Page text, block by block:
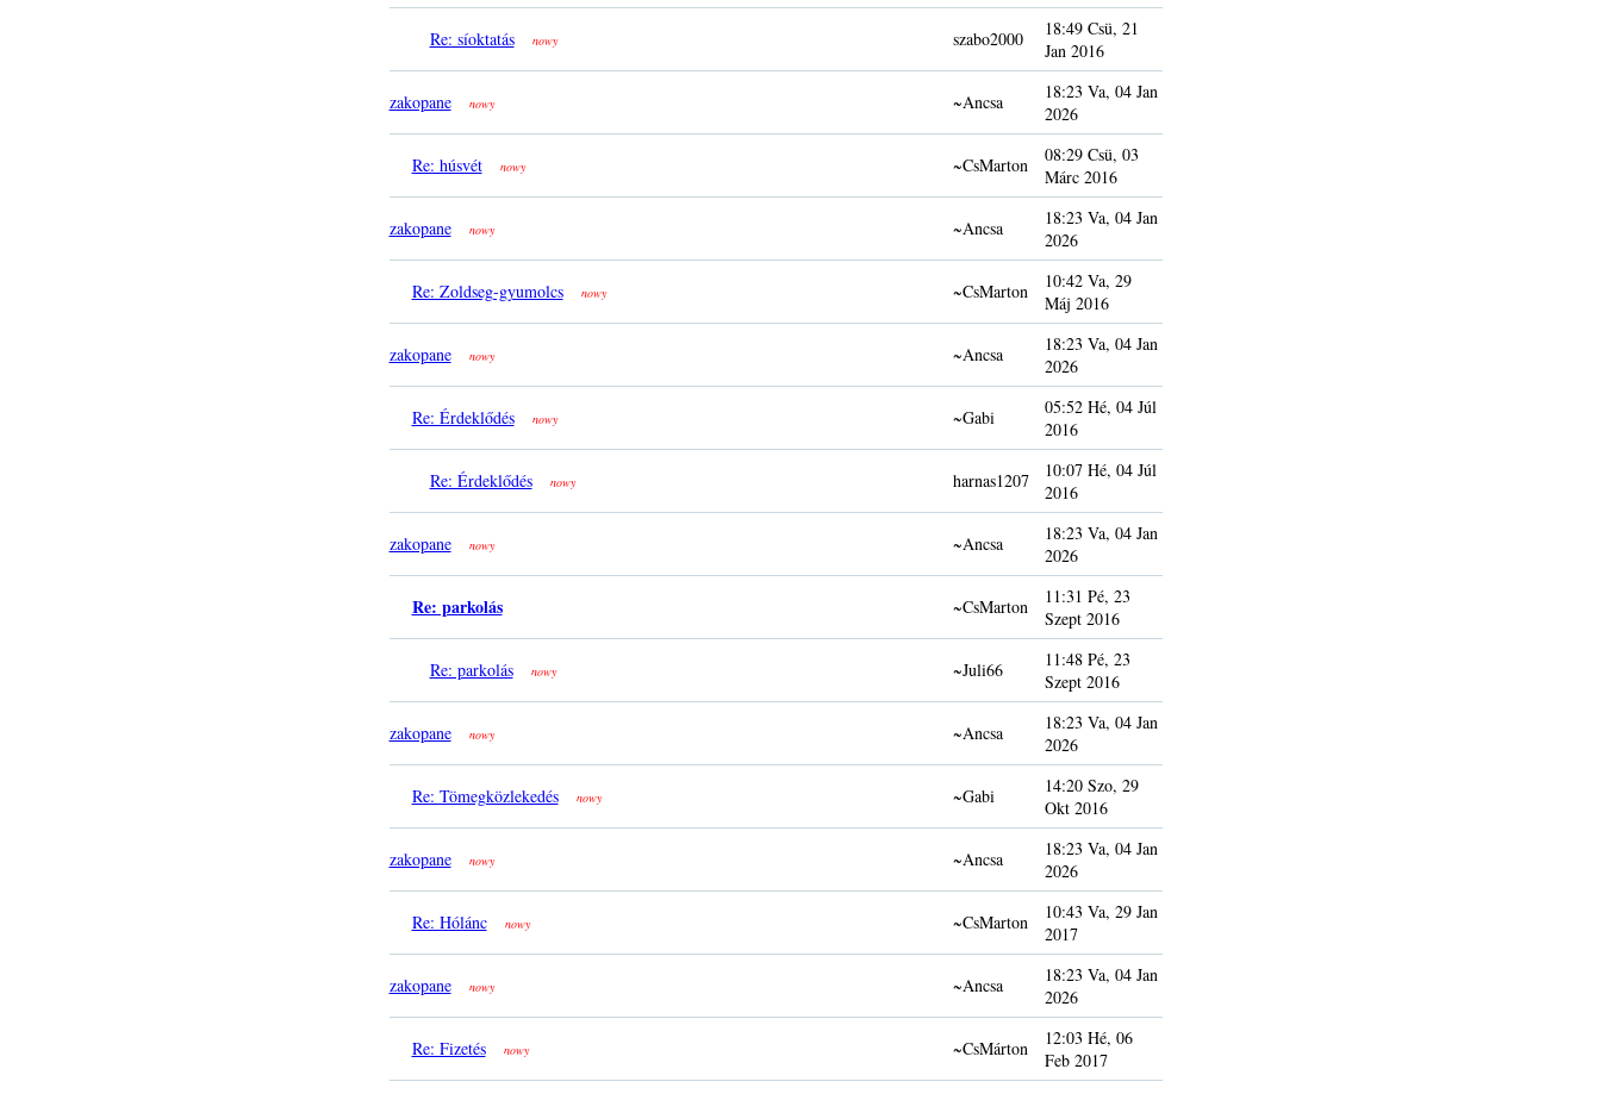
Re: síoktatás nowy szabo2000
18:49 Csü, 21
Jan 2016
zakopane nowy ~Ancsa
18:23 Va, 04 Jan
2026
Re: húsvét nowy ~CsMarton
08:29 Csü, 03
Márc 2016
zakopane nowy ~Ancsa
18:23 Va, 04 Jan
2026
Re: Zoldseg-gyumolcs nowy ~CsMarton
10:42 Va, 29
Máj 2016
zakopane nowy ~Ancsa
18:23 Va, 04 Jan
2026
Re: Érdeklődés nowy ~Gabi
05:52 Hé, 04 Júl
2016
Re: Érdeklődés nowy harnas1207
10:07 Hé, 04 Júl
2016
zakopane nowy ~Ancsa
18:23 Va, 04 Jan
2026
Re: parkolás ~CsMarton
11:31 Pé, 23
Szept 2016
Re: parkolás nowy ~Juli66
11:48 Pé, 23
Szept 2016
zakopane nowy ~Ancsa
18:23 Va, 04 Jan
2026
Re: Tömegközlekedés nowy ~Gabi
14:20 Szo, 29
Okt 2016
zakopane nowy ~Ancsa
18:23 Va, 04 Jan
2026
Re: Hólánc nowy ~CsMarton
10:43 Va, 29 Jan
2017
zakopane nowy ~Ancsa
18:23 Va, 04 Jan
2026
Re: Fizetés nowy ~CsMárton
12:03 Hé, 06
Feb 2017